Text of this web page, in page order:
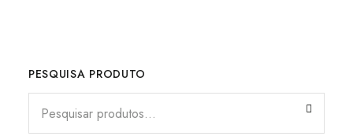
PESQUISA PRODUTO